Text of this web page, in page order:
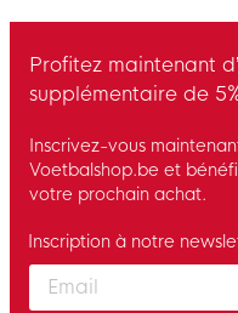
Profitez maintenant
supplémentaire de
Inscrivez-vous
Voetbalshop.be et
votre prochain achat.
Enter your email and
Inscription à notre